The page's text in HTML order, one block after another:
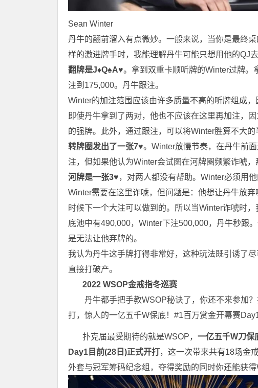
Sean Winter
丹牛的翻前溜入有点微妙。一般来说，当你是最终
样的激进牌手时，我能理解丹牛可能只想用他的QJ去
翻牌是J♦Q♠A♥。拿到双重卡顺听牌的Winter过牌。
注到175,000。丹牛跟注。
Winter的加注范围应该由许多质量不高的听牌组成，
即使丹牛拿到了两对，他也不应该在这里再加注，
的强牌。此外，通过跟注，可以将Winter胜算不大的
转牌圈发出了一张7♥。Winter放慢节奏，在丹牛前
注，但如果他认为Winter会试图在河牌圈频繁诈唬，
河牌是一张3♥，对两人都没有帮助。Winter必须用
Winter需要在这里诈唬，但问题是：他想让丹牛放
时候下一个大注可以做到的。所以当Winter诈唬时
底池中有490,000，Winter下注500,000，丹牛秒跟
是无法让他弃牌的。
我认为丹牛这手牌打得非常好，这种玩法既引诱了
直接打破产。
2022 WSOP金戒指冬巡赛
丹牛都手把手教WSOP秘诀了，你还不来参加
打，惊人的一亿五千W保底！#1百万赏金开幕赛
扑克届最受期待的就是WSOP， 一亿五千W刀保
Day1目前(28日)正式开打，这一次带来共有18场金
外套与冠军筹码纪念组，夺得奖励的同时你还能获得